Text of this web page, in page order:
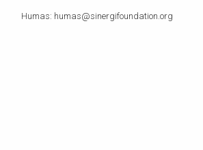
Humas: humas@sinergifoundation.org